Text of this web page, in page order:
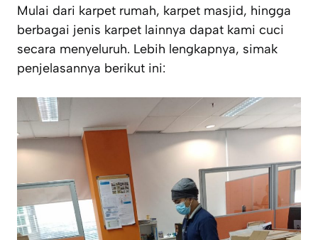
Mulai dari karpet rumah, karpet masjid, hingga
berbagai jenis karpet lainnya dapat kami cuci
secara menyeluruh. Lebih lengkapnya, simak
penjelasannya berikut ini: